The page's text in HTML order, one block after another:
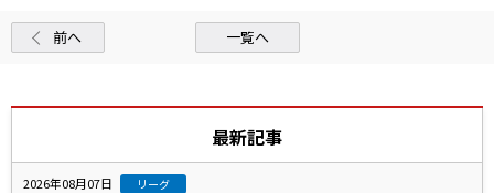
前へ 一覧へ
最新記事
2026年08月07日 リーグ